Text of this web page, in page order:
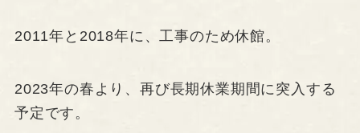
2011年と2018年に、工事のため休館。
2023年の春より、再び長期休業期間に突入する
予定です。